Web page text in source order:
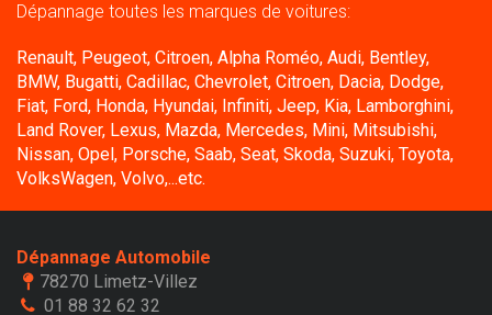
Dépannage toutes les marques de voitures:
Renault, Peugeot, Citroen, Alpha Roméo, Audi, Bentley,
BMW, Bugatti, Cadillac, Chevrolet, Citroen, Dacia, Dodge,
Fiat, Ford, Honda, Hyundai, Infiniti, Jeep, Kia, Lamborghini,
Land Rover, Lexus, Mazda, Mercedes, Mini, Mitsubishi,
Nissan, Opel, Porsche, Saab, Seat, Skoda, Suzuki, Toyota,
VolksWagen, Volvo,...etc.
Dépannage Automobile
78270 Limetz-Villez
01 88 32 62 32